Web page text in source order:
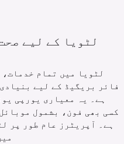
لٹویا کے لیے
لٹویا میں تمام
ہے۔ یہ معیاری یورپی
کسی بھی فون، بشمول
ہے۔ آپریٹرز عام طور پر